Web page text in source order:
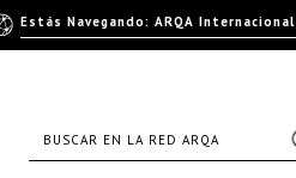
Estás Navegando: ARQA Internacional